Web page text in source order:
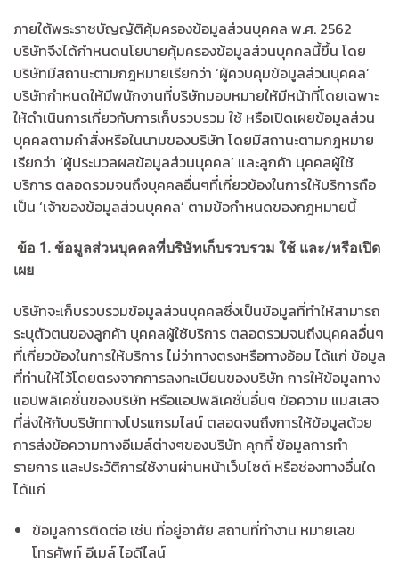
ภายใต้พระราชบัญญัติคุ้มครองข้อมูลส่วนบุคคล พ.ศ. 2562
บริษัทจึงได้กำหนดนโยบายคุ้มครองข้อมูลส่วนบุคคลนี้ขึ้น โดย
บริษัทมีสถานะตามกฎหมายเรียกว่า ‘ผู้ควบคุมข้อมูลส่วนบุคคล’
บริษัทกำหนดให้มีพนักงานที่บริษัทมอบหมายให้มีหน้าที่โดยเฉพาะ
ให้ดำเนินการเกี่ยวกับการเก็บรวบรวม ใช้ หรือเปิดเผยข้อมูลส่วน
บุคคลตามคำสั่งหรือในนามของบริษัท โดยมีสถานะตามกฎหมาย
เรียกว่า ‘ผู้ประมวลผลข้อมูลส่วนบุคคล’ และลูกค้า บุคคลผู้ใช้
บริการ ตลอดรวมจนถึงบุคคลอื่นๆที่เกี่ยวข้องในการให้บริการถือ
เป็น ‘เจ้าของข้อมูลส่วนบุคคล’ ตามข้อกำหนดของกฎหมายนี้
ข้อ 1 . ข้อมูลส่วนบุคคลที่บริษัทเก็บรวบรวม ใช้ และ/หรือเปิด
เผย
บริษัทจะเก็บรวบรวมข้อมูลส่วนบุคคลซึ่งเป็นข้อมูลที่ทำให้สามารถ
ระบุตัวตนของลูกค้า บุคคลผู้ใช้บริการ ตลอดรวมจนถึงบุคคลอื่นๆ
ที่เกี่ยวข้องในการให้บริการ ไม่ว่าทางตรงหรือทางอ้อม ได้แก่ ข้อมูล
ที่ท่านให้ไว้โดยตรงจากการลงทะเบียนของบริษัท การให้ข้อมูลทาง
แอปพลิเคชั่นของบริษัท หรือแอปพลิเคชั่นอื่นๆ ข้อความ แมสเสจ
ที่ส่งให้กับบริษัททางโปรแกรมไลน์ ตลอดจนถึงการให้ข้อมูลด้วย
การส่งข้อความทางอีเมล์ต่างๆของบริษัท คุกกี้ ข้อมูลการทำ
รายการ และประวัติการใช้งานผ่านหน้าเว็บไซต์ หรือช่องทางอื่นใด
ได้แก่
ข้อมูลการติดต่อ เช่น ที่อยู่อาศัย สถานที่ทำงาน หมายเลข
โทรศัพท์ อีเมล์ ไอดีไลน์